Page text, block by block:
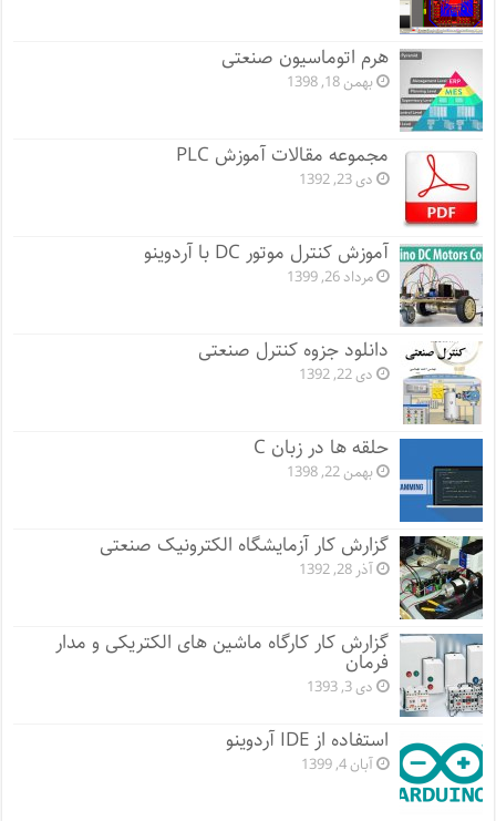
هرم اتوماسیون صنعتی
بهمن 18, 1398
مجموعه مقالات آموزش PLC
دی 23, 1392
آموزش کنترل موتور DC با آردوینو
مرداد 26, 1399
دانلود جزوه کنترل صنعتی
دی 22, 1392
حلقه ها در زبان C
بهمن 22, 1398
گزارش کار آزمایشگاه الکترونیک صنعتی
آذر 28, 1392
گزارش کار کارگاه ماشین های الکتریکی و مدار
فرمان
دی 3, 1393
استفاده از IDE آردوینو
آبان 4, 1399